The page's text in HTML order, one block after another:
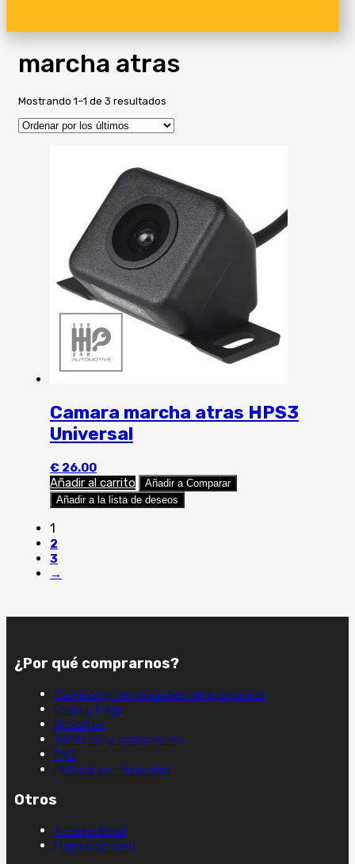
marcha atras
Mostrando 1–1 de 3 resultados
los
últimos
Camara marcha atras HPS3
Universal
€ 26.00
Añadir al carrito
Añadir a Comparar
Añadir a la lista de deseos
1
2
3
→
¿Por qué comprarnos?
Cambios y devoluciones de productos
Envio y Pago
Nosotros
Términos y condiciones
FAQ
Política de Privacidad
Otros
Accesibilidad
Mapa sitio web